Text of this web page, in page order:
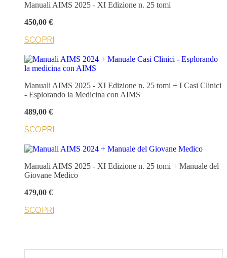
Manuali AIMS 2025 - XI Edizione n. 25 tomi
450,00 €
SCOPRI
Manuali AIMS 2025 - XI Edizione n. 25 tomi + I Casi Clinici
- Esplorando la Medicina con AIMS
489,00 €
SCOPRI
Manuali AIMS 2025 - XI Edizione n. 25 tomi + Manuale del
Giovane Medico
479,00 €
SCOPRI